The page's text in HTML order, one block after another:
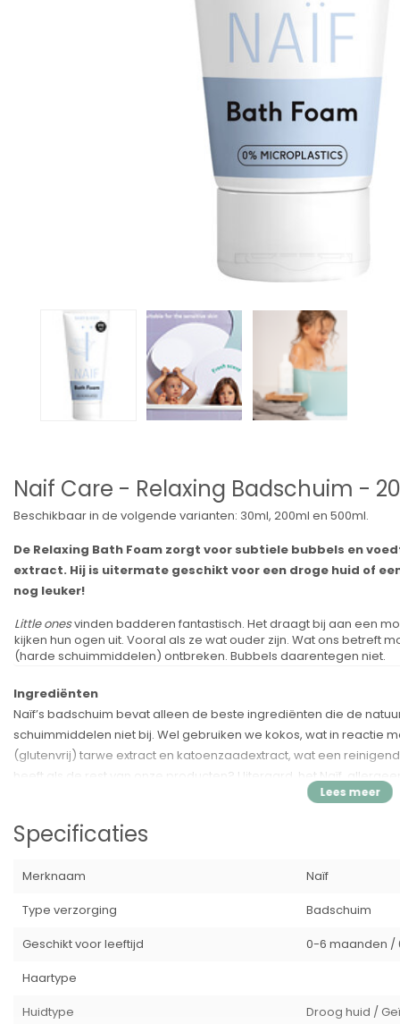
Naif Care - Relaxing Badschuim -
Beschikbaar in de volgende varianten: 30ml, 200ml en 500ml.
De Relaxing Bath Foam zorgt voor subtiele bubbels en
extract. Hij is uitermate geschikt voor een droge huid of
nog leuker!
Little onesvinden badderen fantastisch. Het draagt bij aan een
kijken hun ogen uit. Vooral als ze wat ouder zijn. Wat ons betreft
(harde schuimmiddelen) ontbreken. Bubbels daarentegen niet.
Ingrediënten
Naïf’s badschuim bevat alleen de beste ingrediënten die de
schuimmiddelen niet bij. Wel gebruiken we kokos, wat in reactie
(glutenvrij) tarwe extract en katoenzaadextract, wat een
heeft als de rest van onze producten? Uiteraard, het Naïf,
opzichte van natuurlijke parfums, zoals essentiële oliën, een zeer
Alle verzorgingsproducten van Naïf zijn natuurlijk en
Voordelen
✓Ook geschikt voor de extreem droge huid of eczeem
Prikt niet in de ogen
✓Dermatologisch getest
Specificaties
Merknaam
Naïf
Type verzorging
Badschuim
Geschikt voor leeftijd
0-6 maanden /
Haartype
Huidtype
Droog huid /